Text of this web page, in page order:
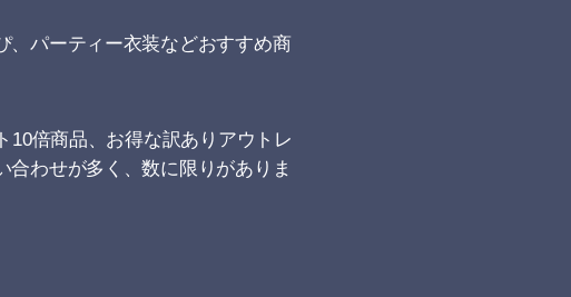
、パーティー衣装などおすすめ商
10倍商品、お得な訳ありアウトレ
わせが多く、数に限りがありま